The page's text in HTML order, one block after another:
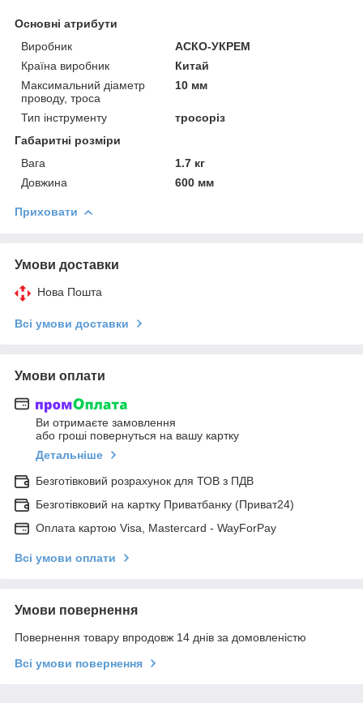
Основні атрибути
Виробник
АСКО-УКРЕМ
Країна виробник
Китай
Максимальний діаметр
проводу, троса
10 мм
Тип інструменту
тросоріз
Габаритні розміри
Вага
1.7 кг
Довжина
600 мм
Приховати
Умови доставки
Нова Пошта
Всі умови доставки
Умови оплати
Ви отримаєте замовлення
або гроші повернуться на вашу картку
Детальніше
Безготівковий розрахунок для ТОВ з ПДВ
Безготівковий на картку Приватбанку (Приват24)
Оплата картою Visa, Mastercard - WayForPay
Всі умови оплати
Умови повернення
Повернення товару впродовж 14 днів за домовленістю
Всі умови повернення